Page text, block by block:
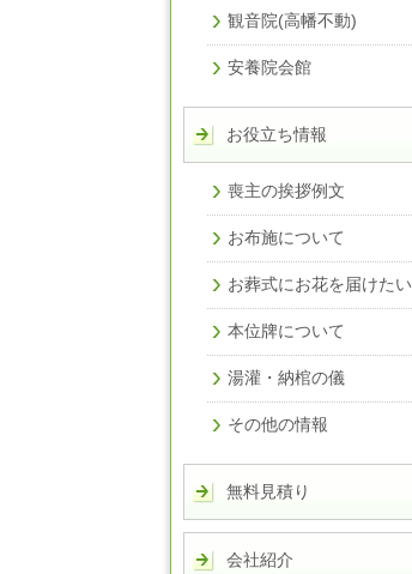
観音院(高幡不動)
安養院会館
お役立ち情報
喪主の挨拶例文
お布施について
お葬式にお花を届けたい
本位牌について
湯灌・納棺の儀
その他の情報
無料見積り
会社紹介